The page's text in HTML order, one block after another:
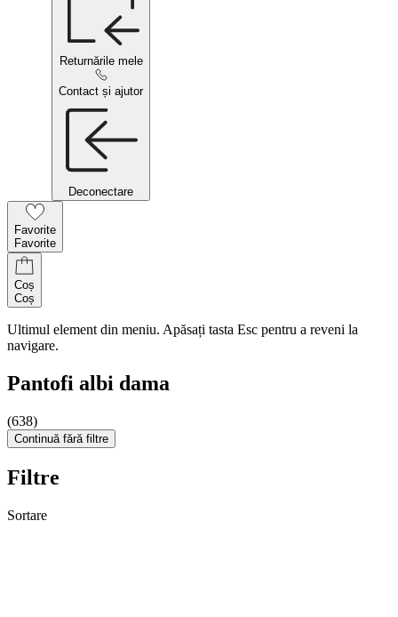
Returnările mele
Contact și ajutor
Deconectare
Favorite
Favorite
Coș
Coș
Ultimul element din meniu. Apăsați tasta Esc pentru a reveni la
navigare.
Pantofi albi dama
(638)
Continuă fără filtre
Filtre
Sortare